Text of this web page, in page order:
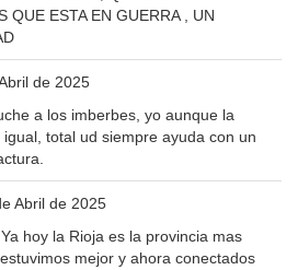
QUE ESTA EN GUERRA , UN
de 2025
a los imberbes, yo aunque la
total ud siempre ayuda con un
Abril de 2025
hoy la Rioja es la provincia mas
mejor y ahora conectados